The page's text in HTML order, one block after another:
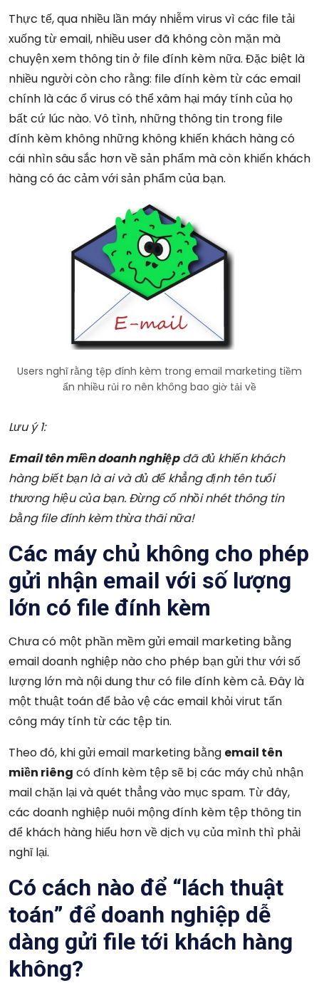
Thực tế, qua nhiều lần máy nhiễm virus vì các file tải
xuống từ email, nhiều user đã không còn mặn mà
chuyện xem thông tin ở file đính kèm nữa. Đặc biệt là
nhiều người còn cho rằng: file đính kèm từ các email
chính là các ổ virus có thể xâm hại máy tính của họ
bất cứ lúc nào. Vô tình, những thông tin trong file
đính kèm không những không khiến khách hàng có
cái nhìn sâu sắc hơn về sản phẩm mà còn khiến khách
hàng có ác cảm với sản phẩm của bạn.
Users nghĩ rằng tệp đính kèm trong email marketing tiềm
ẩn nhiều rủi ro nên không bao giờ tải về
Lưu ý 1:
Email tên miền doanh nghiệpđã đủ khiến khách
hàng biết bạn là ai và đủ để khẳng định tên tuổi
thương hiệu của bạn. Đừng cố nhồi nhét thông tin
bằng file đính kèm thừa thãi nữa!
Các máy chủ không cho phép
gửi nhận email với số lượng
lớn có file đính kèm
Chưa có một phần mềm gửi email marketing bằng
email doanh nghiệp nào cho phép bạn gửi thư với số
lượng lớn mà nội dung thư có file đính kèm cả. Đây là
một thuật toán để bảo vệ các email khỏi virut tấn
công máy tính từ các tệp tin.
Theo đó, khi gửi email marketing bằng email tên
miền riêng có đính kèm tệp sẽ bị các máy chủ nhận
mail chặn lại và quét thẳng vào mục spam. Từ đây,
các doanh nghiệp nuôi mộng đính kèm tệp thông tin
để khách hàng hiểu hơn về dịch vụ của mình thì phải
nghĩ lại.
Có cách nào để “lách thuật
toán” để doanh nghiệp dễ
dàng gửi file tới khách hàng
không?